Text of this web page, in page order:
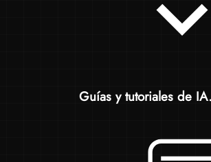
Guías y tutoriales de